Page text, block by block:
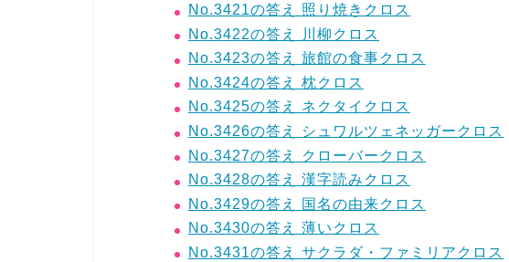
No.3421の答え 照り焼きクロス
No.3422の答え 川柳クロス
No.3423の答え 旅館の食事クロス
No.3424の答え 枕クロス
No.3425の答え ネクタイクロス
No.3426の答え シュワルツェネッガークロス
No.3427の答え クローバークロス
No.3428の答え 漢字読みクロス
No.3429の答え 国名の由来クロス
No.3430の答え 薄いクロス
No.3431の答え サクラダ・ファミリアクロス